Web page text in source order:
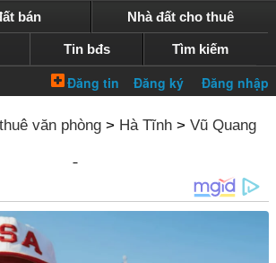
bán Nhà đất cho thuê
Tin bđs Tìm kiếm
văn phòng > Hà Tĩnh > Vũ Quang